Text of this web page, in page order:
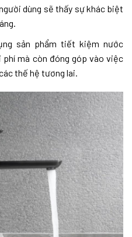
dùng sẽ thấy sự khác biệt
sản phẩm tiết kiệm nước
mà còn đóng góp vào việc
thế hệ tương lai.